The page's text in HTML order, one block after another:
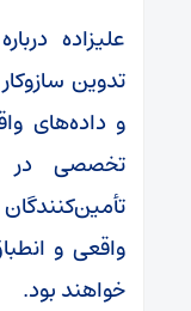
علیزاده
تدوین
و داده‌های
تخصصی در
واقعی و
خواهند بود.